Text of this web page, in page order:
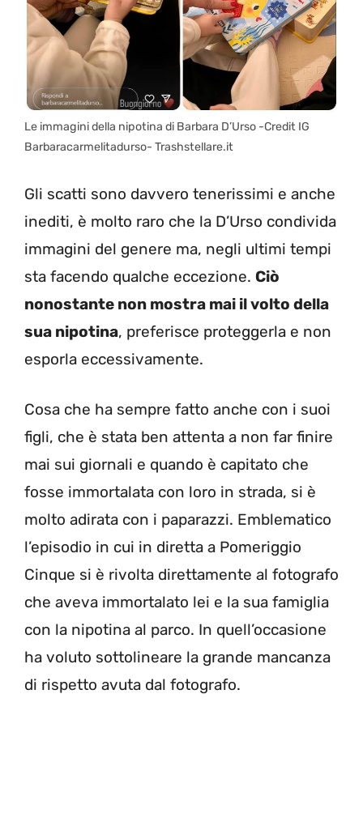
Le immagini della nipotina di Barbara D’Urso -Credit IG
Barbaracarmelitadurso- Trashstellare.it
Gli scatti sono davvero tenerissimi e anche
inediti, è molto raro che la D’Urso condivida
immagini del genere ma, negli ultimi tempi
sta facendo qualche eccezione. Ciò
nonostante non mostra mai il volto della
sua nipotina, preferisce proteggerla e non
esporla eccessivamente.
Cosa che ha sempre fatto anche con i suoi
figli, che è stata ben attenta a non far finire
mai sui giornali e quando è capitato che
fosse immortalata con loro in strada, si è
molto adirata con i paparazzi. Emblematico
l’episodio in cui in diretta a Pomeriggio
Cinque si è rivolta direttamente al fotografo
che aveva immortalato lei e la sua famiglia
con la nipotina al parco. In quell’occasione
ha voluto sottolineare la grande mancanza
di rispetto avuta dal fotografo.